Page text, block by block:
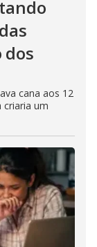
cana aos 12
criaria um